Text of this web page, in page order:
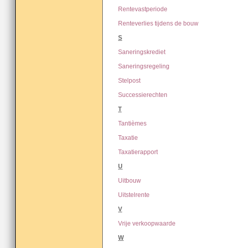
Rentevastperiode
Renteverlies tijdens de bouw
S
Saneringskrediet
Saneringsregeling
Stelpost
Successierechten
T
Tantièmes
Taxatie
Taxatierapport
U
Uitbouw
Uitstelrente
V
Vrije verkoopwaarde
W